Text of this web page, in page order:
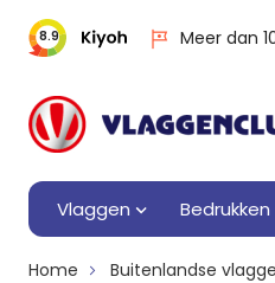
8.9 Meer dan
Vlaggen Bedrukken
Home Buitenlandse